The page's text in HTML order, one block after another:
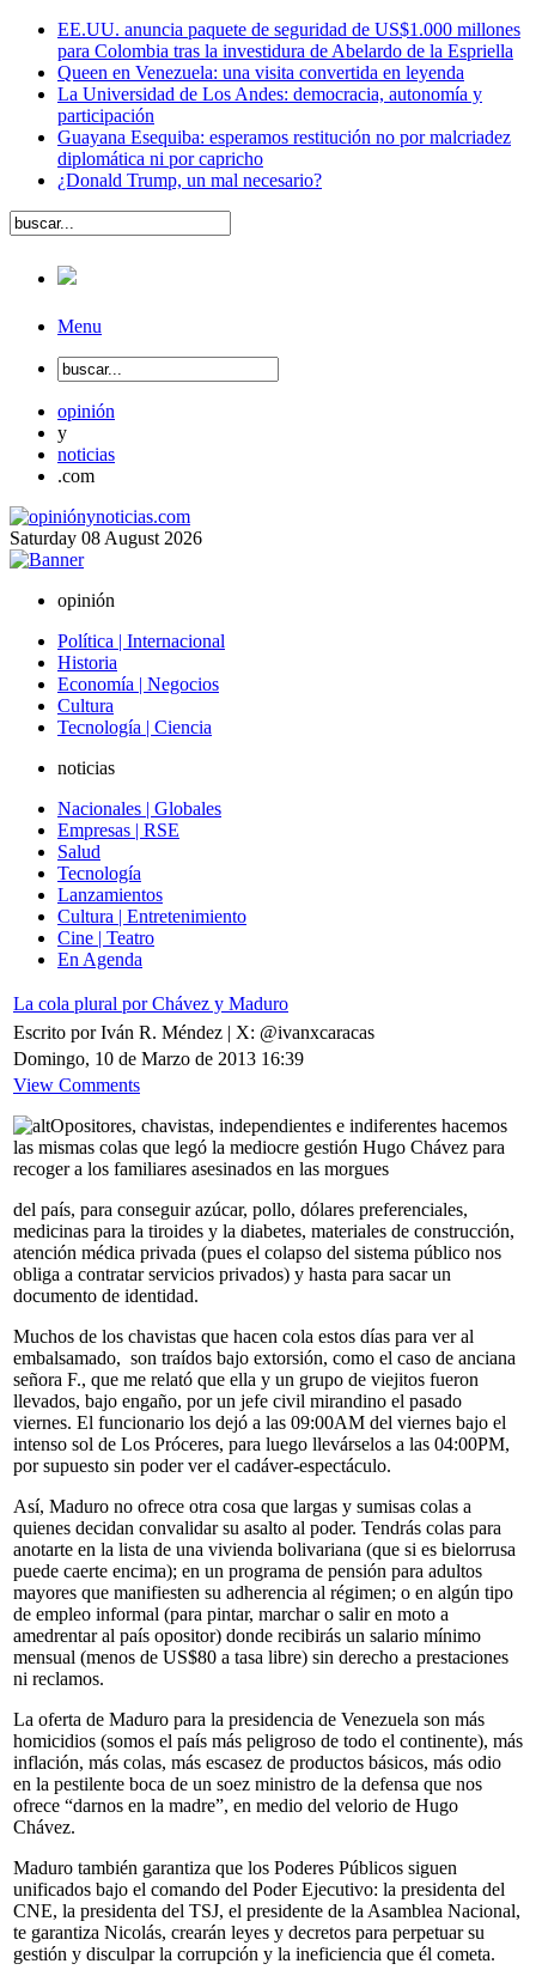
EE.UU. anuncia paquete de seguridad de US$1.000 millones
para Colombia tras la investidura de Abelardo de la Espriella
Queen en Venezuela: una visita convertida en leyenda
La Universidad de Los Andes: democracia, autonomía y
participación
Guayana Esequiba: esperamos restitución no por malcriadez
diplomática ni por capricho
¿Donald Trump, un mal necesario?
Menu
opinión
y
noticias
.com
Saturday 08 August 2026
opinión
Política | Internacional
Historia
Economía | Negocios
Cultura
Tecnología | Ciencia
noticias
Nacionales | Globales
Empresas | RSE
Salud
Tecnología
Lanzamientos
Cultura | Entretenimiento
Cine | Teatro
En Agenda
La cola plural por Chávez y Maduro
Escrito por Iván R. Méndez | X: @ivanxcaracas
Domingo, 10 de Marzo de 2013 16:39
View Comments
Opositores, chavistas, independientes e indiferentes hacemos
las mismas colas que legó la mediocre gestión Hugo Chávez para
recoger a los familiares asesinados en las morgues
del país, para conseguir azúcar, pollo, dólares preferenciales,
medicinas para la tiroides y la diabetes, materiales de construcción,
atención médica privada (pues el colapso del sistema público nos
obliga a contratar servicios privados) y hasta para sacar un
documento de identidad.
Muchos de los chavistas que hacen cola estos días para ver al
embalsamado, son traídos bajo extorsión, como el caso de anciana
señora F., que me relató que ella y un grupo de viejitos fueron
llevados, bajo engaño, por un jefe civil mirandino el pasado
viernes. El funcionario los dejó a las 09:00AM del viernes bajo el
intenso sol de Los Próceres, para luego llevárselos a las 04:00PM,
por supuesto sin poder ver el cadáver-espectáculo.
Así, Maduro no ofrece otra cosa que largas y sumisas colas a
quienes decidan convalidar su asalto al poder. Tendrás colas para
anotarte en la lista de una vivienda bolivariana (que si es bielorrusa
puede caerte encima); en un programa de pensión para adultos
mayores que manifiesten su adherencia al régimen; o en algún tipo
de empleo informal (para pintar, marchar o salir en moto a
amedrentar al país opositor) donde recibirás un salario mínimo
mensual (menos de US$80 a tasa libre) sin derecho a prestaciones
ni reclamos.
La oferta de Maduro para la presidencia de Venezuela son más
homicidios (somos el país más peligroso de todo el continente), más
inflación, más colas, más escasez de productos básicos, más odio
en la pestilente boca de un soez ministro de la defensa que nos
ofrece “darnos en la madre”, en medio del velorio de Hugo
Chávez.
Maduro también garantiza que los Poderes Públicos siguen
unificados bajo el comando del Poder Ejecutivo: la presidenta del
CNE, la presidenta del TSJ, el presidente de la Asamblea Nacional,
te garantiza Nicolás, crearán leyes y decretos para perpetuar su
gestión y disculpar la corrupción y la ineficiencia que él cometa.